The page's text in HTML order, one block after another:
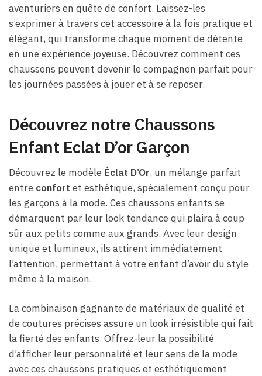
aventuriers en quête de confort. Laissez-les
s’exprimer à travers cet accessoire à la fois pratique et
élégant, qui transforme chaque moment de détente
en une expérience joyeuse. Découvrez comment ces
chaussons peuvent devenir le compagnon parfait pour
les journées passées à jouer et à se reposer.
Découvrez notre Chaussons
Enfant Eclat D’or Garçon
Découvrez le modèle Éclat D’Or, un mélange parfait
entre confort et esthétique, spécialement conçu pour
les garçons à la mode. Ces chaussons enfants se
démarquent par leur look tendance qui plaira à coup
sûr aux petits comme aux grands. Avec leur design
unique et lumineux, ils attirent immédiatement
l’attention, permettant à votre enfant d’avoir du style
même à la maison.
La combinaison gagnante de matériaux de qualité et
de coutures précises assure un look irrésistible qui fait
la fierté des enfants. Offrez-leur la possibilité
d’afficher leur personnalité et leur sens de la mode
avec ces chaussons pratiques et esthétiquement